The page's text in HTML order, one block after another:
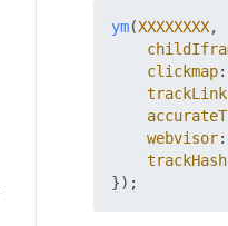
ym(XXXXXXXX,
clickmap:
webvisor:
trackHash